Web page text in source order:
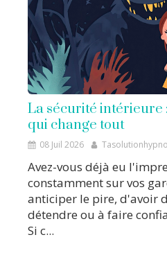
La sécurité intérieure
qui change tout
08 Juil 2026 Tasolutionhypno
Avez-vous déjà eu
constamment sur vos
anticiper le pire, d'avoir
détendre ou à faire
Si c...